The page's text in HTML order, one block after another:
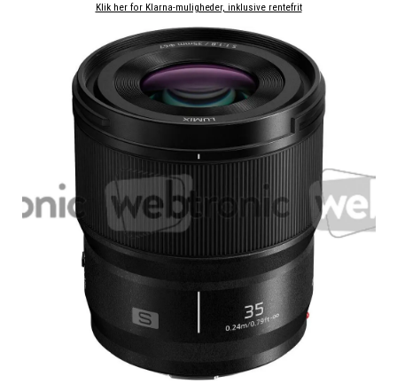
Klik her for Klarna-muligheder, inklusive rentefrit